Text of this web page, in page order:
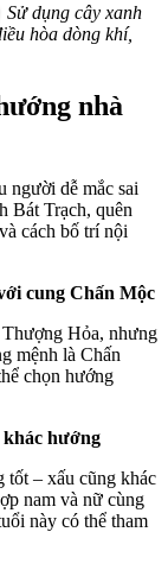
Sử dụng cây xanh
hòa dòng khí,
nhà
người dễ mắc sai
Bát Trạch, quên
cách bố trí nội
cung Chấn Mộc
Hỏa, nhưng
mệnh là Chấn
chọn hướng
khác hướng
tốt – xấu cũng khác
nam và nữ cùng
này có thể tham